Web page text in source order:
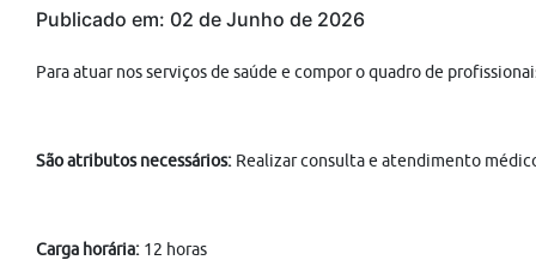
Publicado em: 02 de Junho de 2026
Para atuar nos serviços de saúde e compor o quadro de
São atributos necessários: Realizar consulta e atendimento
Carga horária: 12 horas